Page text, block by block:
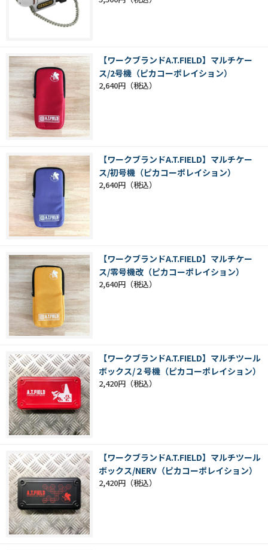
【ワークブランドA.T.FIELD】マルチケー
ス/2号機（ピカコーポレイション）
2,640円
【ワークブランドA.T.FIELD】マルチケー
ス/初号機（ピカコーポレイション）
2,640円
【ワークブランドA.T.FIELD】マルチケー
ス/零号機改（ピカコーポレイション）
2,640円
【ワークブランドA.T.FIELD】マルチツール
ボックス/２号機（ピカコーポレイション）
2,420円
【ワークブランドA.T.FIELD】マルチツール
ボックス/NERV（ピカコーポレイション）
2,420円